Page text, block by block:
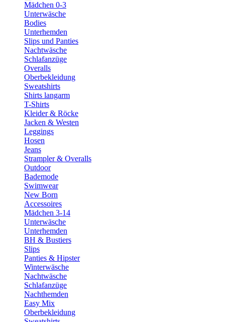
Mädchen 0-3
Unterwäsche
Bodies
Unterhemden
Slips und Panties
Nachtwäsche
Schlafanzüge
Overalls
Oberbekleidung
Sweatshirts
Shirts langarm
T-Shirts
Kleider & Röcke
Jacken & Westen
Leggings
Hosen
Jeans
Strampler & Overalls
Outdoor
Bademode
Swimwear
New Born
Accessoires
Mädchen 3-14
Unterwäsche
Unterhemden
BH & Bustiers
Slips
Panties & Hipster
Winterwäsche
Nachtwäsche
Schlafanzüge
Nachthemden
Easy Mix
Oberbekleidung